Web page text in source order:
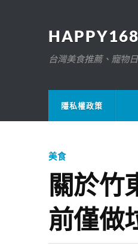
台灣美食推薦、寵物
隱私權政策
美食
關於竹
前僅做